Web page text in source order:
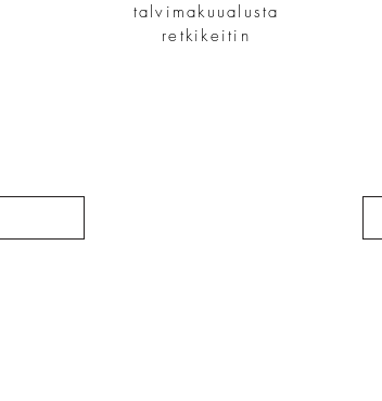
talvimakuualusta
retkikeitin